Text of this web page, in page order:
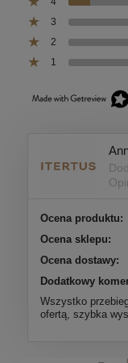
3
2
1
Ocena produktu:
Ocena sklepu:
Ocena dostawy:
Dodatkowy
Wszystko
ofertą, szybka